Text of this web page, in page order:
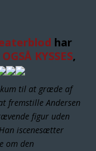
har
KYSSES,
til at græde af
fremstille Andersen
figur uden
iscenesætter
om den